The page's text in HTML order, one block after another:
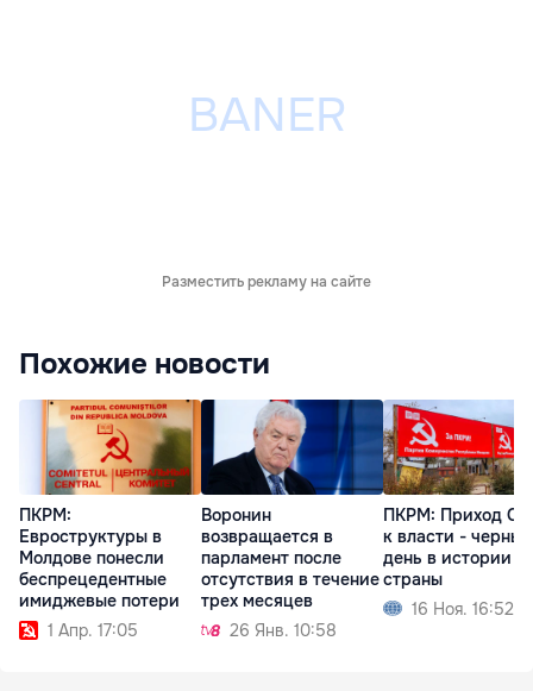
Разместить рекламу на сайте
Похожие новости
ПКРМ:
Евроструктуры в
Молдове понесли
беспрецедентные
имиджевые потери
1 Апр. 17:05
Воронин
возвращается в
парламент после
отсутствия в течение
трех месяцев
26 Янв. 10:58
ПКРМ: Приход
к власти - черный
день в истории
страны
16 Ноя. 16:52